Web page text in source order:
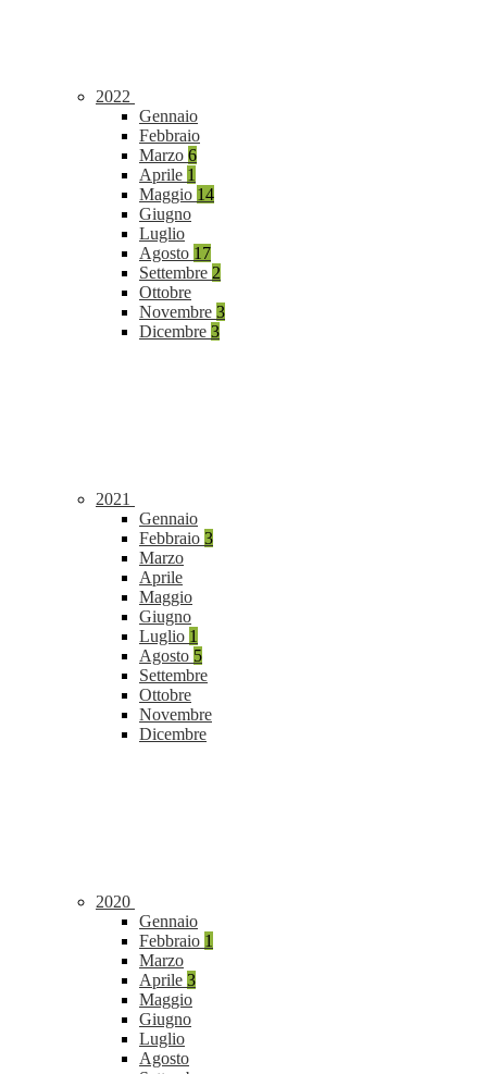
2022
Gennaio
Febbraio
Marzo 6
Aprile 1
Maggio 14
Giugno
Luglio
Agosto 17
Settembre 2
Ottobre
Novembre 3
Dicembre 3
2021
Gennaio
Febbraio 3
Marzo
Aprile
Maggio
Giugno
Luglio 1
Agosto 5
Settembre
Ottobre
Novembre
Dicembre
2020
Gennaio
Febbraio 1
Marzo
Aprile 3
Maggio
Giugno
Luglio
Agosto